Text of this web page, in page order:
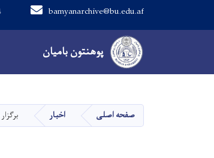
پوهنتون بامیان
bamyanarchive@bu.edu.af
Main navigation
پوهنتون بامیان
صفحه اصلی اخبار